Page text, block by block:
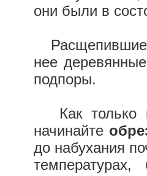
они были в
нее
подпоры.
Как только
начинайте
до набухания